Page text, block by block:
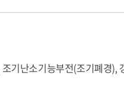
기난소기능부전(조기폐경),